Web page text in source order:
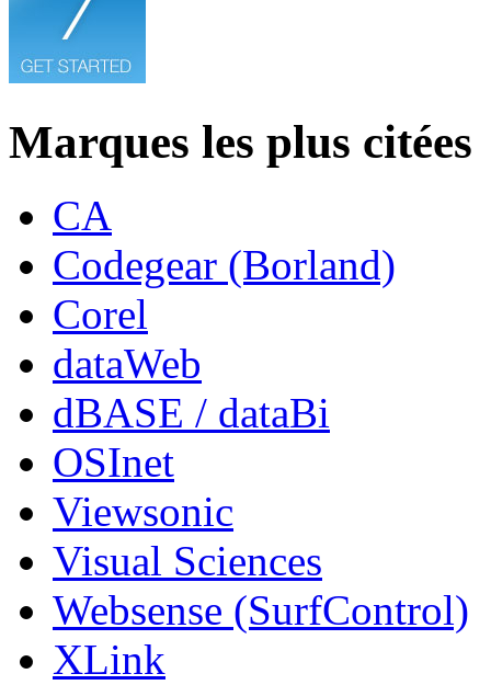
Marques les plus citées
CA
Codegear (Borland)
Corel
dataWeb
dBASE / dataBi
OSInet
Viewsonic
Visual Sciences
Websense (SurfControl)
XLink